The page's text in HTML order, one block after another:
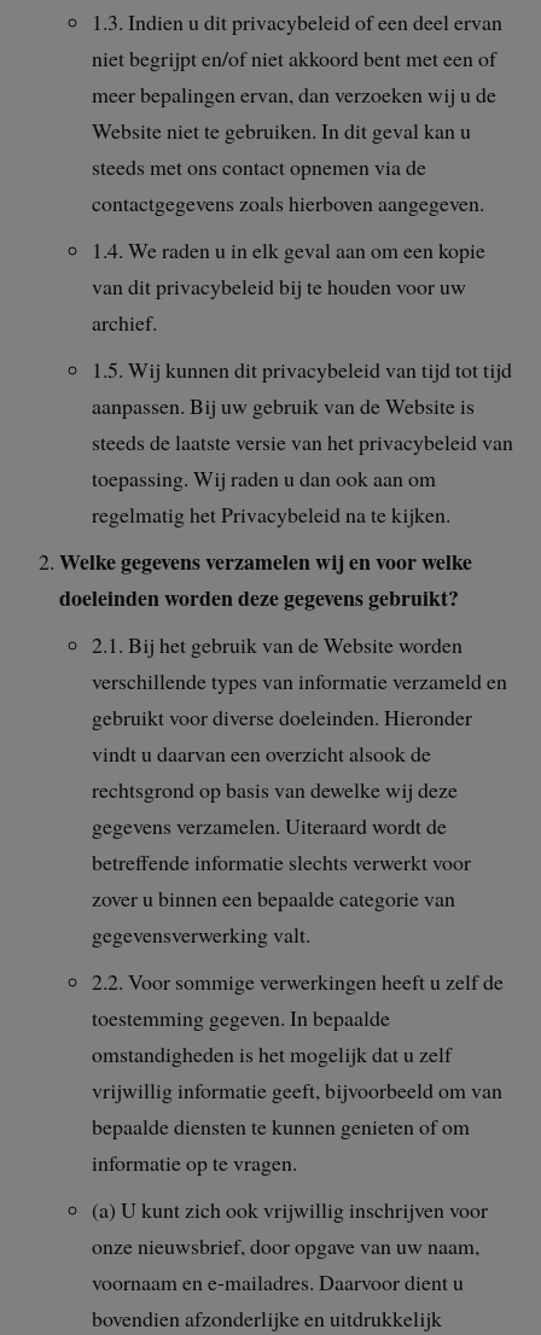
1.3. Indien u dit privacybeleid of een deel ervan
niet begrijpt en/of niet akkoord bent met een of
meer bepalingen ervan, dan verzoeken wij u de
Website niet te gebruiken. In dit geval kan u
steeds met ons contact opnemen via de
contactgegevens zoals hierboven aangegeven.
1.4. We raden u in elk geval aan om een kopie
van dit privacybeleid bij te houden voor uw
archief.
1.5. Wij kunnen dit privacybeleid van tijd tot tijd
aanpassen. Bij uw gebruik van de Website is
steeds de laatste versie van het privacybeleid van
toepassing. Wij raden u dan ook aan om
regelmatig het Privacybeleid na te kijken.
Welke gegevens verzamelen wij en voor welke
doeleinden worden deze gegevens gebruikt?
2.1. Bij het gebruik van de Website worden
verschillende types van informatie verzameld en
gebruikt voor diverse doeleinden. Hieronder
vindt u daarvan een overzicht alsook de
rechtsgrond op basis van dewelke wij deze
gegevens verzamelen. Uiteraard wordt de
betreffende informatie slechts verwerkt voor
zover u binnen een bepaalde categorie van
gegevensverwerking valt.
2.2. Voor sommige verwerkingen heeft u zelf de
toestemming gegeven. In bepaalde
omstandigheden is het mogelijk dat u zelf
vrijwillig informatie geeft, bijvoorbeeld om van
bepaalde diensten te kunnen genieten of om
informatie op te vragen.
(a) U kunt zich ook vrijwillig inschrijven voor
onze nieuwsbrief, door opgave van uw naam,
voornaam en e-mailadres. Daarvoor dient u
bovendien afzonderlijke en uitdrukkelijk